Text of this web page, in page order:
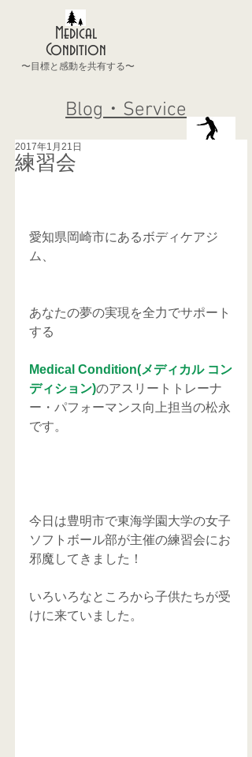
Medical
Condition
〜目標と感動を共有する〜
Blog・Service
練習会
2017年1月21日
愛知県岡崎市にあるボディケアジ
ム、
あなたの夢の実現を全力でサポート
する
Medical Condition(メディカル コン
ディション)のアスリートトレーナ
ー・パフォーマンス向上担当の松永
です。
今日は豊明市で東海学園大学の女子
ソフトボール部が主催の練習会にお
邪魔してきました！
いろいろなところから子供たちが受
けに来ていました。